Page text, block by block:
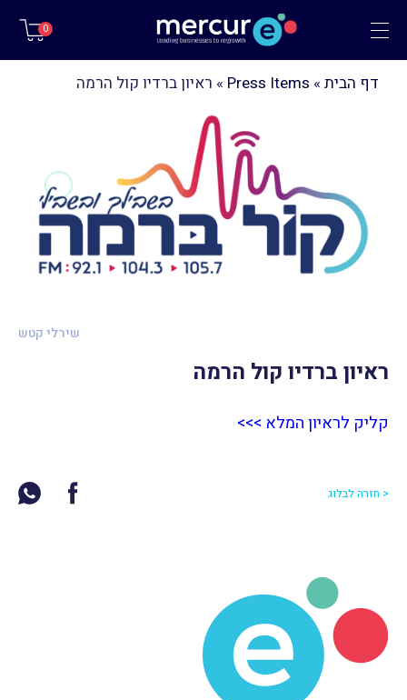
תפריט 0
דף הבית »
Press Items
» ראיון ברדיו קול הרמה
שירלי קטש
ראיון ברדיו קול הרמה
קליק לראיון המלא >>>
< חזרה לבלוג